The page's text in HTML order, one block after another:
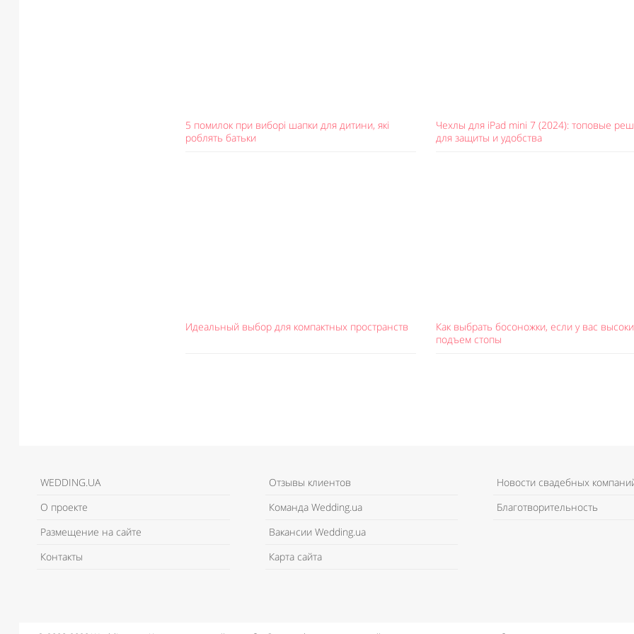
5 помилок при виборі шапки для дитини, які
роблять батьки
Чехлы для iPad mini 7 (2024): топовые
для защиты и удобства
Идеальный выбор для компактных пространств
Как выбрать босоножки, если у вас
подъем стопы
WEDDING.UA
О проекте
Размещение на сайте
Контакты
Отзывы клиентов
Команда Wedding.ua
Вакансии Wedding.ua
Карта сайта
Новости свадебных
Благотворительность